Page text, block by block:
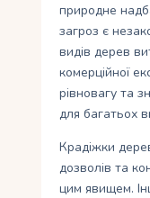
природне
загроз є
видів дерев
комерційної
рівновагу та
для багатьох
Крадіжки
дозволів та
цим явищем.